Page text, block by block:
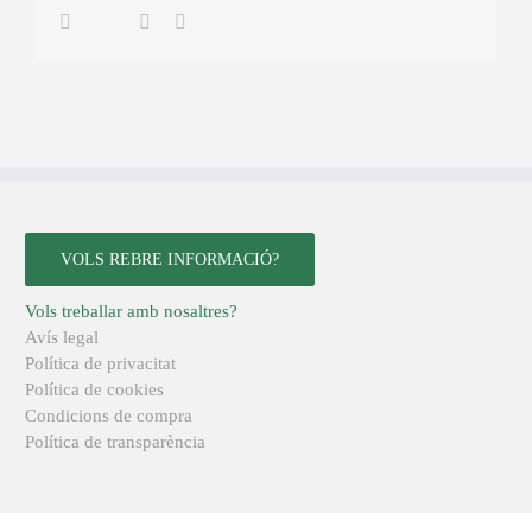
Facebook
TwitterLinkedin
VOLS REBRE INFORMACIÓ?
Vols treballar amb nosaltres?
Avís legal
Política de privacitat
Política de cookies
Condicions de compra
Política de transparència